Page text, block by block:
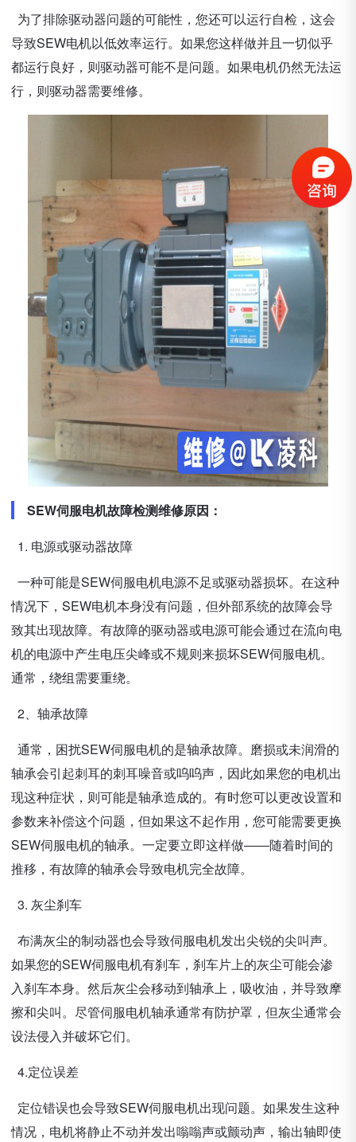
为了排除驱动器问题的可能性，您还可以运行自检，这会
导致SEW电机以低效率运行。如果您这样做并且一切似乎
都运行良好，则驱动器可能不是问题。如果电机仍然无法运
行，则驱动器需要维修。
SEW伺服电机故障检测维修原因：
1. 电源或驱动器故障
一种可能是SEW伺服电机电源不足或驱动器损坏。在这种
情况下，SEW电机本身没有问题，但外部系统的故障会导
致其出现故障。有故障的驱动器或电源可能会通过在流向电
机的电源中产生电压尖峰或不规则来损坏SEW伺服电机。
通常，绕组需要重绕。
2、轴承故障
通常，困扰SEW伺服电机的是轴承故障。磨损或未润滑的
轴承会引起刺耳的刺耳噪音或呜呜声，因此如果您的电机出
现这种症状，则可能是轴承造成的。有时您可以更改设置和
参数来补偿这个问题，但如果这不起作用，您可能需要更换
SEW伺服电机的轴承。一定要立即这样做——随着时间的
推移，有故障的轴承会导致电机完全故障。
3. 灰尘刹车
布满灰尘的制动器也会导致伺服电机发出尖锐的尖叫声。
如果您的SEW伺服电机有刹车，刹车片上的灰尘可能会渗
入刹车本身。然后灰尘会移动到轴承上，吸收油，并导致摩
擦和尖叫。尽管伺服电机轴承通常有防护罩，但灰尘通常会
设法侵入并破坏它们。
4.定位误差
定位错误也会导致SEW伺服电机出现问题。如果发生这种
情况，电机将静止不动并发出嗡嗡声或颤动声，输出轴即使